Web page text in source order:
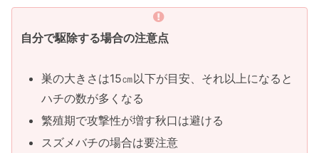
自分で駆除する場合の注意点
巣の大きさは15㎝以下が目安、それ以上になると
ハチの数が多くなる
繁殖期で攻撃性が増す秋口は避ける
スズメバチの場合は要注意